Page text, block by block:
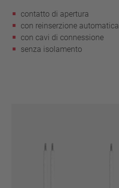
contatto di apertura
con reinserzione automatica
con cavi di connessione
senza isolamento